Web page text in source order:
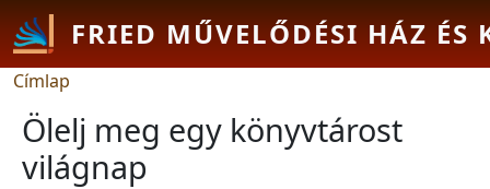
Ugrás a tartalomra
FRIED MŰVELŐDÉSI HÁZ ÉS
Morzsa
Címlap
Ölelj meg egy könyvtárost
világnap